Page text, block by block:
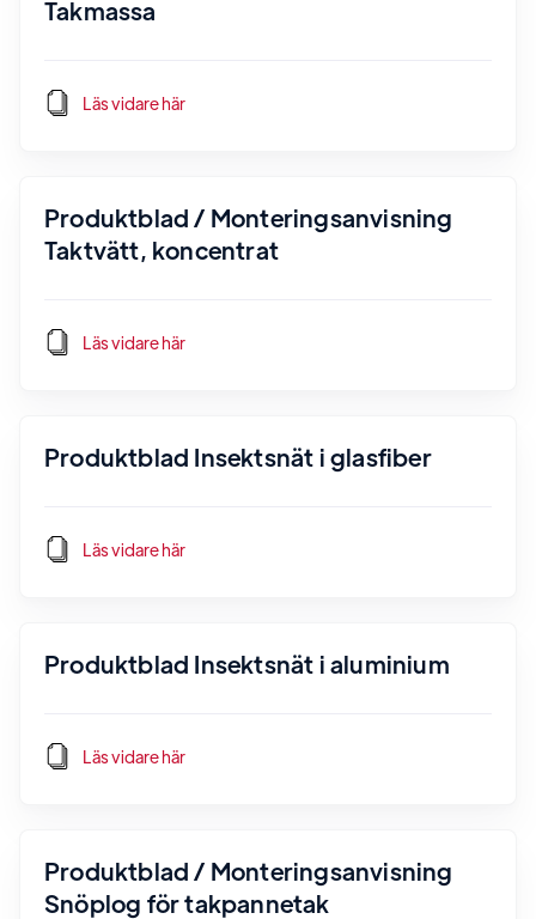
Takmassa
Läs vidare här
Produktblad / Monteringsanvisning
Taktvätt, koncentrat
Läs vidare här
Produktblad Insektsnät i glasfiber
Läs vidare här
Produktblad Insektsnät i aluminium
Läs vidare här
Produktblad / Monteringsanvisning
Snöplog för takpannetak